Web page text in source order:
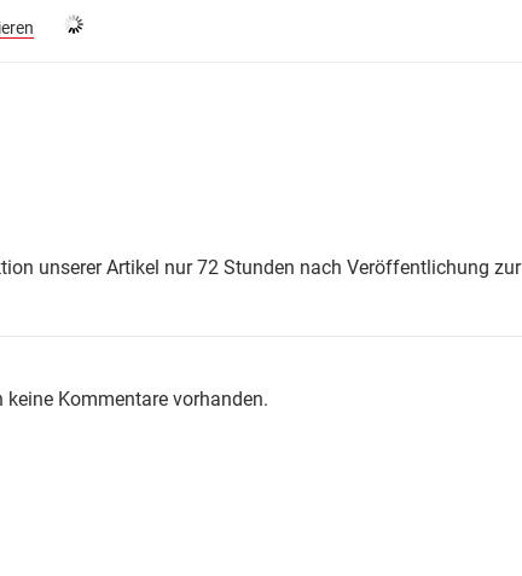
unserer Artikel nur 72 Stunden nach Veröffentlichung zur
keine Kommentare vorhanden.